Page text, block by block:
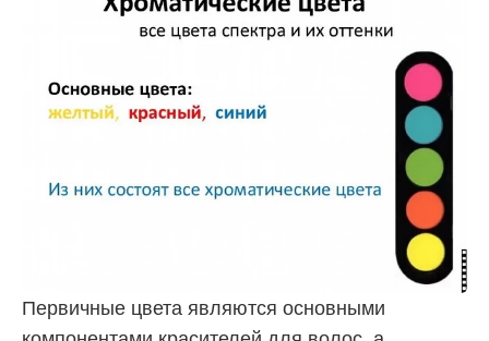
Первичные цвета являются основными